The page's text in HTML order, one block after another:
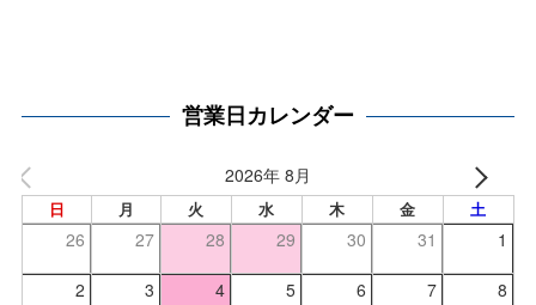
営業日カレンダー
2026年 8月
日 月 火 水 木 金 土
26 27 28 29 30 31 1
2 3 4 5 6 7 8